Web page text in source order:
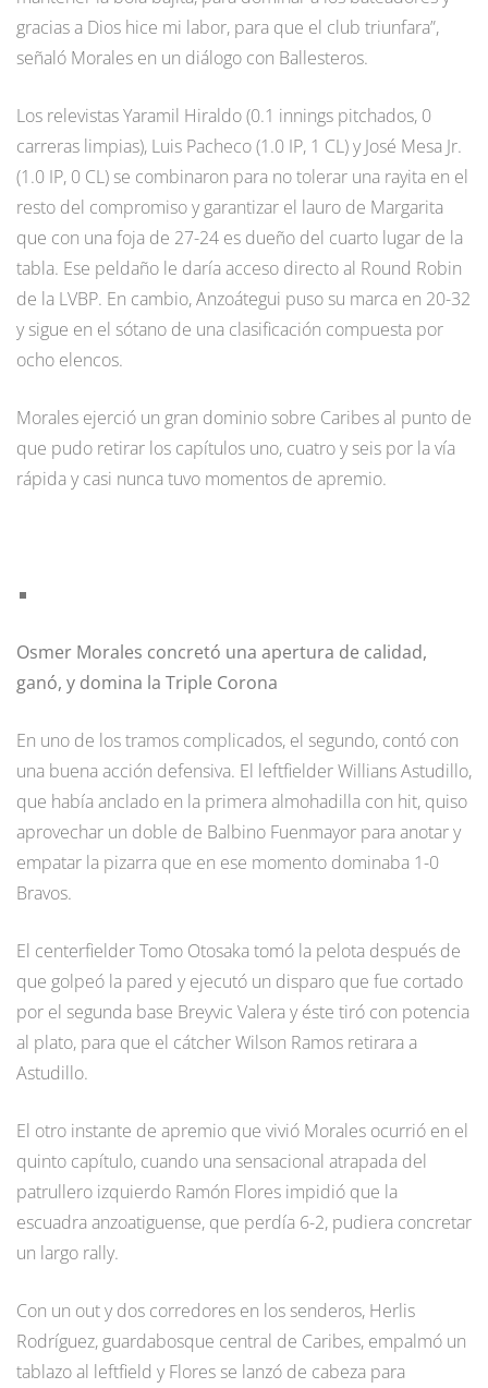
gracias a Dios hice mi labor, para que el club triunfara”,
señaló Morales en un diálogo con Ballesteros.
Los relevistas Yaramil Hiraldo (0.1 innings pitchados, 0
carreras limpias), Luis Pacheco (1.0 IP, 1 CL) y José Mesa Jr.
(1.0 IP, 0 CL) se combinaron para no tolerar una rayita en el
resto del compromiso y garantizar el lauro de Margarita
que con una foja de 27-24 es dueño del cuarto lugar de la
tabla. Ese peldaño le daría acceso directo al Round Robin
de la LVBP. En cambio, Anzoátegui puso su marca en 20-32
y sigue en el sótano de una clasificación compuesta por
ocho elencos.
Morales ejerció un gran dominio sobre Caribes al punto de
que pudo retirar los capítulos uno, cuatro y seis por la vía
rápida y casi nunca tuvo momentos de apremio.
Osmer Morales concretó una apertura de calidad,
ganó, y domina la Triple Corona
En uno de los tramos complicados, el segundo, contó con
una buena acción defensiva. El leftfielder Willians Astudillo,
que había anclado en la primera almohadilla con hit, quiso
aprovechar un doble de Balbino Fuenmayor para anotar y
empatar la pizarra que en ese momento dominaba 1-0
Bravos.
El centerfielder Tomo Otosaka tomó la pelota después de
que golpeó la pared y ejecutó un disparo que fue cortado
por el segunda base Breyvic Valera y éste tiró con potencia
al plato, para que el cátcher Wilson Ramos retirara a
Astudillo.
El otro instante de apremio que vivió Morales ocurrió en el
quinto capítulo, cuando una sensacional atrapada del
patrullero izquierdo Ramón Flores impidió que la
escuadra anzoatiguense, que perdía 6-2, pudiera concretar
un largo rally.
Con un out y dos corredores en los senderos, Herlis
Rodríguez, guardabosque central de Caribes, empalmó un
tablazo al leftfield y Flores se lanzó de cabeza para